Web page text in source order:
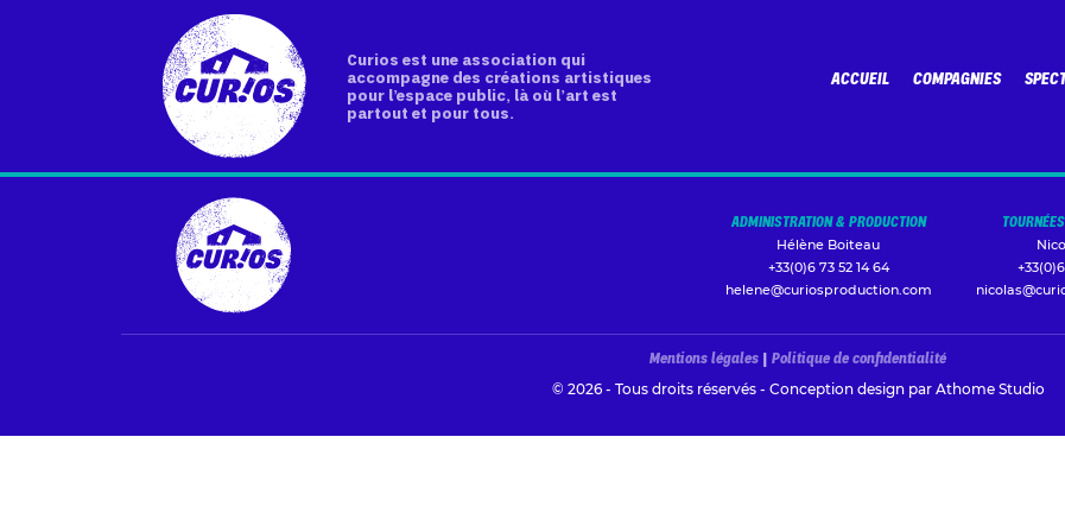
Curios est une association qui
accompagne des créations artistiques
pour l’espace public, là où l’art est
partout et pour tous.
ACCUEIL COMPAGNIES
ADMINISTRATION & PRODUCTION
Hélène Boiteau
+33(0)6 73 52 14 64
helene@curiosproduction.com
Mentions légales | Politique de confidentialité
© 2026 - Tous droits réservés - Conception design par Athome Studio